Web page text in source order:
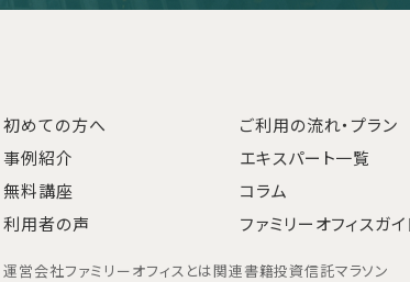
初めての方へ
ご利用の流れ・プラン
事例紹介
エキスパート一覧
無料講座
コラム
利用者の声
ファミリーオフィスガイ
運営会社ファミリーオフィスとは関連書籍投資信託マラソン